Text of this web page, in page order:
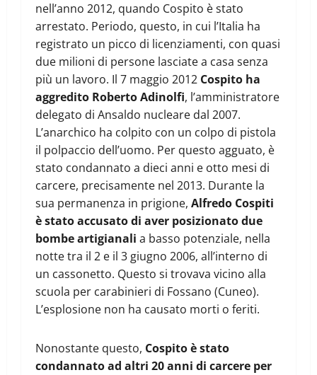
nell’anno 2012, quando Cospito è stato
arrestato. Periodo, questo, in cui l’Italia ha
registrato un picco di licenziamenti, con quasi
due milioni di persone lasciate a casa senza
più un lavoro. Il 7 maggio 2012 Cospito ha
aggredito Roberto Adinolfi, l’amministratore
delegato di Ansaldo nucleare dal 2007.
L’anarchico ha colpito con un colpo di pistola
il polpaccio dell’uomo. Per questo agguato, è
stato condannato a dieci anni e otto mesi di
carcere, precisamente nel 2013. Durante la
sua permanenza in prigione, Alfredo Cospiti
è stato accusato di aver posizionato due
bombe artigianali a basso potenziale, nella
notte tra il 2 e il 3 giugno 2006, all’interno di
un cassonetto. Questo si trovava vicino alla
scuola per carabinieri di Fossano (Cuneo).
L’esplosione non ha causato morti o feriti.
Nonostante questo, Cospito è stato
condannato ad altri 20 anni di carcere per